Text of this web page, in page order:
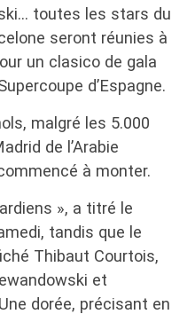
toutes les stars du
seront réunies à
un clasico de gala
d’Espagne.
malgré les 5.000
de l’Arabie
à monter.
», a titré le
tandis que le
Thibaut Courtois,
et
dorée, précisant en